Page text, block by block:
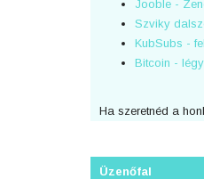
Jooble -
Szviky
KubSubs -
Bitcoin -
Ha szeretnéd a
Üzenőfal